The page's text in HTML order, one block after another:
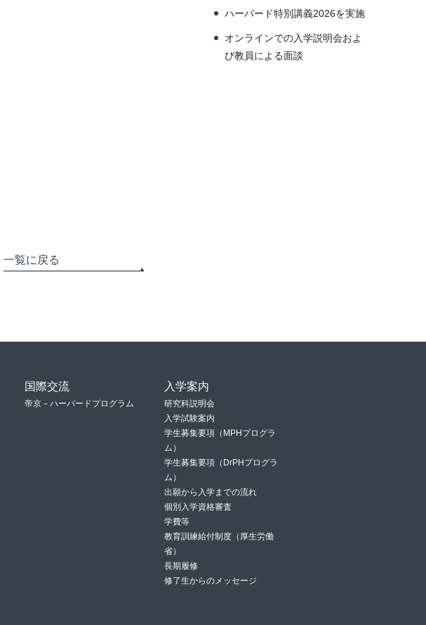
一覧に戻る
ハーバード特別講義2026を実施
オンラインでの入学説明会およ
び教員による面談
国際交流
帝京－ハーバードプログラム
入学案内
研究科説明会
入学試験案内
学生募集要項（MPHプログラ
ム）
学生募集要項（DrPHプログラ
ム）
出願から入学までの流れ
個別入学資格審査
学費等
教育訓練給付制度（厚生労働
省）
長期履修
修了生からのメッセージ